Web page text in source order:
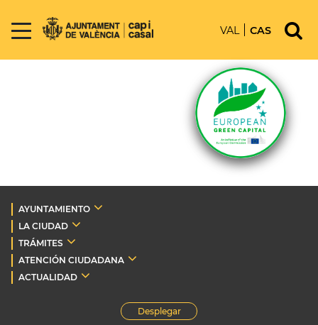
VAL CAS
AYUNTAMIENTO
LA CIUDAD
TRÁMITES
ATENCIÓN CIUDADANA
ACTUALIDAD
Desplegar